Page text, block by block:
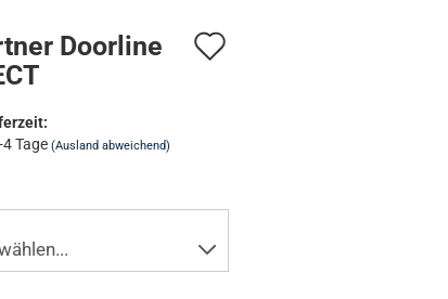
UND ZUBEHÖR
Doorline
4 Tage (Ausland abweichend)